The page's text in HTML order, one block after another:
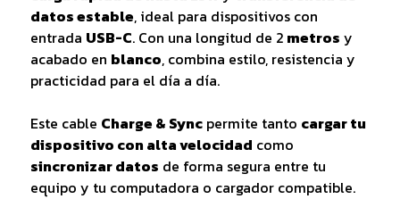
datos estable, ideal para dispositivos con
entrada USB-C. Con una longitud de 2 metros y
acabado en blanco, combina estilo, resistencia y
practicidad para el día a día.
Este cable Charge & Syncpermite tanto cargar tu
dispositivo con alta velocidad como
sincronizar datos de forma segura entre tu
equipo y tu computadora o cargador compatible.